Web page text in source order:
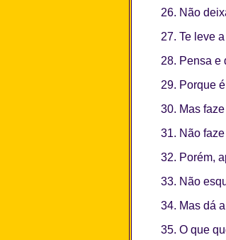
26. Não
27. Te leve
28. Pensa e
29. Porque
30. Mas
31. Não
32. Porém,
33. Não
34. Mas dá
35. O que